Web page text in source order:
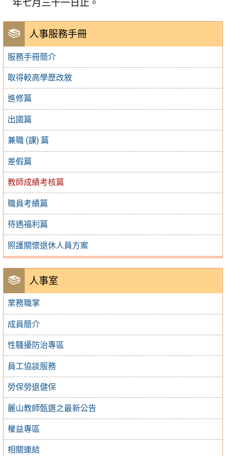
人事服務手冊
服務手冊簡介
取得較高學歷改敘
進修篇
出國篇
兼職 (課) 篇
差假篇
教師成績考核篇
職員考績篇
待遇福利篇
照護關懷退休人員方案
人事室
業務職掌
成員簡介
性騷擾防治專區
員工協談服務
勞保勞退健保
麗山教師甄選之最新公告
權益專區
相關連結
年七月三十一日止。